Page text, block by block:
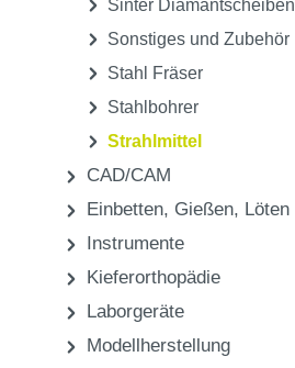
Sinter Diamantscheiben
Sonstiges und Zubehör
Stahl Fräser
Stahlbohrer
Strahlmittel
CAD/CAM
Einbetten, Gießen, Löten
Instrumente
Kieferorthopädie
Laborgeräte
Modellherstellung